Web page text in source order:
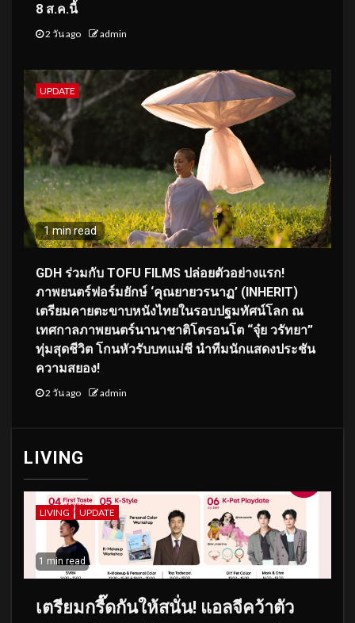
8 ส.ค.นี้
2 วัน ago admin
UPDATE
1 min read
GDH ร่วมกับ TOFU FILMS ปล่อยตัวอย่างแรก!
ภาพยนตร์ฟอร์มยักษ์ ‘คุณยายวรนาฏ’ (INHERIT)
เตรียมคายตะขาบหนังไทยในรอบปฐมทัศน์โลก ณ
เทศกาลภาพยนตร์นานาชาติโตรอนโต “จุ๋ย วรัทยา”
ทุ่มสุดชีวิต โกนหัวรับบทแม่ชี นำทีมนักแสดงประชัน
ความสยอง!
2 วัน ago admin
LIVING
LIVING UPDATE
1 min read
เตรียมกรี๊ดกันให้สนั่น! แอลจีคว้าตัว